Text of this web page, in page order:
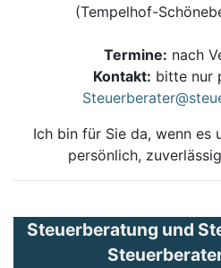
(Tempelhof-
Termine: nach
Kontakt: bitte nur
Ich bin für Sie da, wenn es
persönlich,
Steuerberatung und